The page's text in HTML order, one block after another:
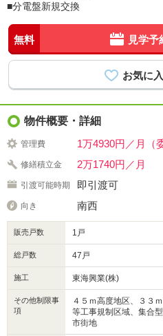
■分電盤新規交換
無料 見学予
物件概要・詳細
管理費 1万4930円／月（
修繕積立金 2万1740円／月
引渡可能時期 即引渡可
向き 南西
販売戸数 1戸
総戸数 47戸
施工 東海興業(株)
その他制限事
項
４５ｍ高度地区、３３
等工事規制区域、集合
市街地